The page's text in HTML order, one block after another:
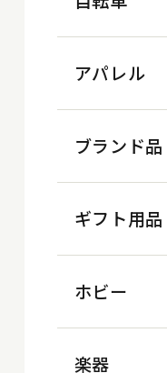
アパレル
ブランド品
ギフト用品
ホビー
楽器